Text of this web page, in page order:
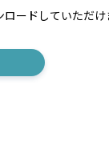
ードしていただけ